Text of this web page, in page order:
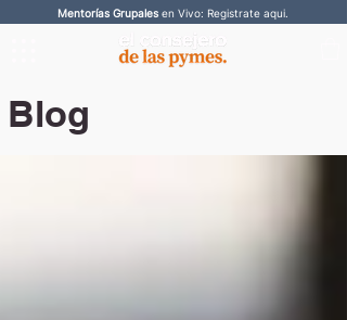
Mentorías Grupales en Vivo: Registrate aqui.
Blog